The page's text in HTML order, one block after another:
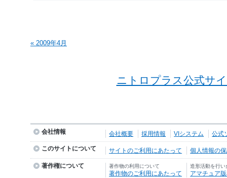
« 2009年4月
ニトロプラス公式サ
会社情報 会社概要 採用情報 VIシステム 公式
このサイトについて サイトのご利用にあたって 個人情報の
著作権について 著作物の利用について
著作物のご利用にあたって
造形活動を行い
アマチュア